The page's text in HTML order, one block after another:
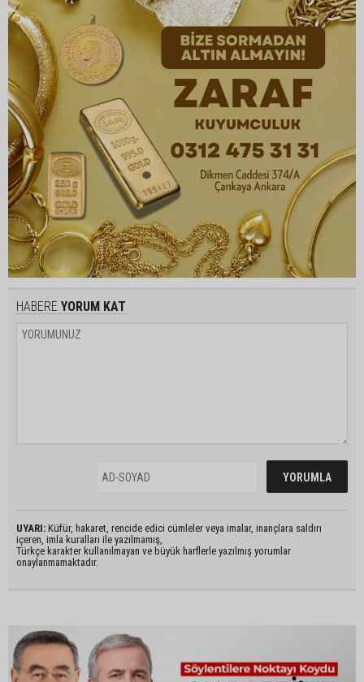
HABERE YORUM KAT
UYARI: Küfür, hakaret, rencide edici cümleler veya imalar, inançlara saldırı
içeren, imla kuralları ile yazılmamış,
Türkçe karakter kullanılmayan ve büyük harflerle yazılmış yorumlar
onaylanmamaktadır.